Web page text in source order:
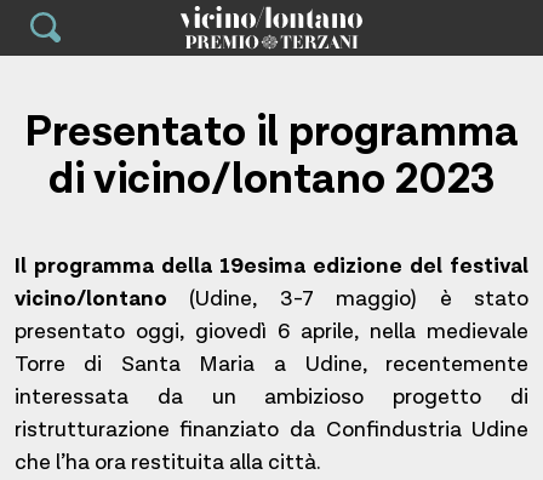
Skip
Presentato il programma
di vicino/lontano 2023
Il programma della 19esima edizione del festival
vicino/lontano (Udine, 3-7 maggio) è stato
presentato oggi, giovedì 6 aprile, nella medievale
Torre di Santa Maria a Udine, recentemente
interessata da un ambizioso progetto di
ristrutturazione finanziato da Confindustria Udine
che l’ha ora restituita alla città.